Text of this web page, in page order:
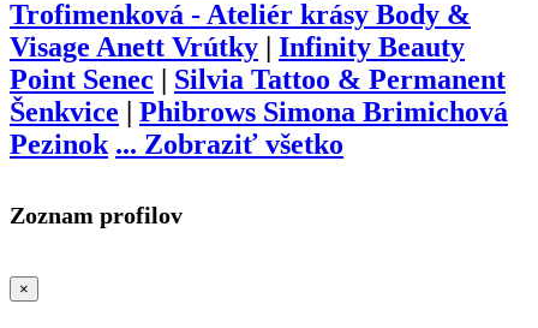
Trofimenková - Ateliér krásy Body &
Visage Anett Vrútky
Infinity Beauty
Point Senec
Silvia Tattoo & Permanent
Šenkvice
Phibrows Simona Brimichová
Pezinok ... Zobraziť všetko
Zoznam profilov
×